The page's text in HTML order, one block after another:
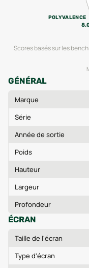
POLYVALENCE
Scores basés sur les
GÉNÉRAL
Marque
Série
Année de sortie
Poids
Hauteur
Largeur
Profondeur
ÉCRAN
Taille de l'écran
Type d'écran